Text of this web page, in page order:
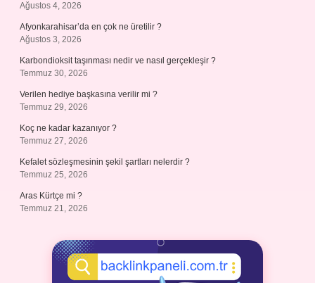
Ağustos 4, 2026
Afyonkarahisar’da en çok ne üretilir ?
Ağustos 3, 2026
Karbondioksit taşınması nedir ve nasıl gerçekleşir ?
Temmuz 30, 2026
Verilen hediye başkasına verilir mi ?
Temmuz 29, 2026
Koç ne kadar kazanıyor ?
Temmuz 27, 2026
Kefalet sözleşmesinin şekil şartları nelerdir ?
Temmuz 25, 2026
Aras Kürtçe mi ?
Temmuz 21, 2026